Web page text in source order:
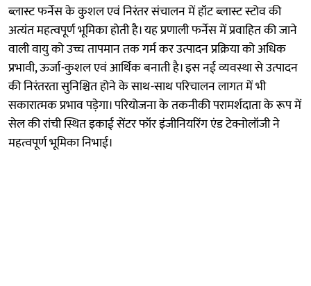
ब्लास्ट फर्नेस के कुशल एवं निरंतर संचालन में हॉट ब्लास्ट स्टोव की
अत्यंत महत्वपूर्ण भूमिका होती है। यह प्रणाली फर्नेस में प्रवाहित की जाने
वाली वायु को उच्च तापमान तक गर्म कर उत्पादन प्रक्रिया को अधिक
प्रभावी, ऊर्जा-कुशल एवं आर्थिक बनाती है। इस नई व्यवस्था से उत्पादन
की निरंतरता सुनिश्चित होने के साथ-साथ परिचालन लागत में भी
सकारात्मक प्रभाव पड़ेगा। परियोजना के तकनीकी परामर्शदाता के रूप में
सेल की रांची स्थित इकाई सेंटर फॉर इंजीनियरिंग एंड टेक्नोलॉजी ने
महत्वपूर्ण भूमिका निभाई।